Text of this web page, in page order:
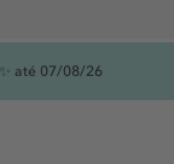
até 07/08/26